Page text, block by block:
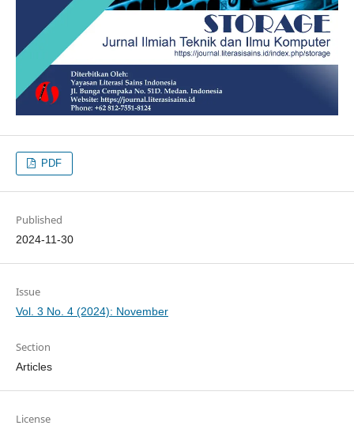
PDF
Published
2024-11-30
Issue
Vol. 3 No. 4 (2024): November
Section
Articles
License